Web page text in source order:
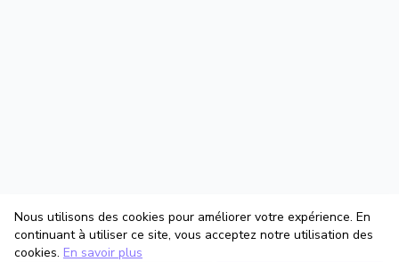
Nous utilisons des cookies pour améliorer votre expérience. En
continuant à utiliser ce site, vous acceptez notre utilisation des
cookies. En savoir plus